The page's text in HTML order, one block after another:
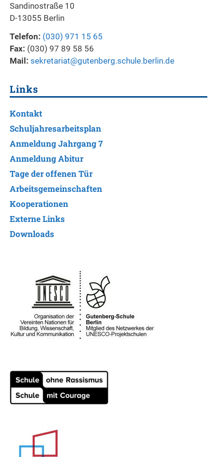
Sandinostraße 10
D-13055 Berlin
Telefon: (030) 971 15 65
Fax: (030) 97 89 58 56
Mail: sekretariat@gutenberg.schule.berlin.de
Links
Kontakt
Schuljahresarbeitsplan
Anmeldung Jahrgang 7
Anmeldung Abitur
Tage der offenen Tür
Arbeitsgemeinschaften
Kooperationen
Externe Links
Downloads